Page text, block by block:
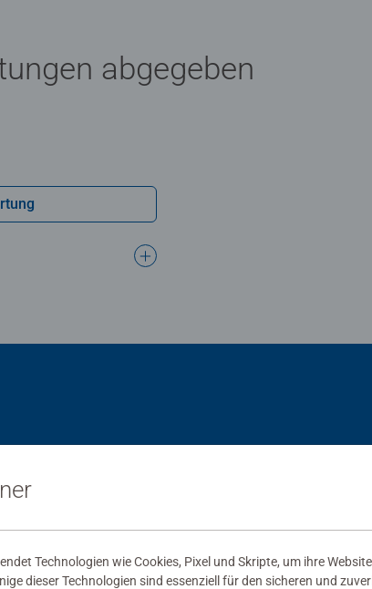
abgegeben
Technologien wie Cookies, Pixel und Skripte, um ihre
dieser Technologien sind essenziell für den sicheren und